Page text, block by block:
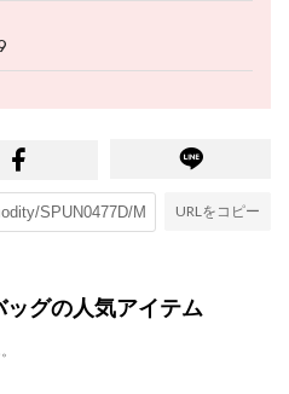
URLをコピー
ッグの人気アイテム